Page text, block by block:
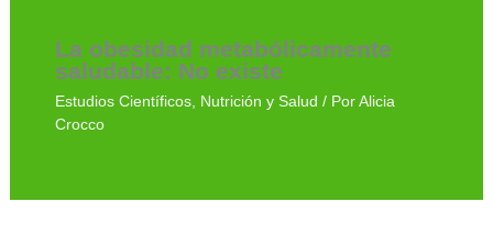
La obesidad metabólicamente
saludable: No existe
Estudios Científicos, Nutrición y Salud / Por Alicia
Crocco